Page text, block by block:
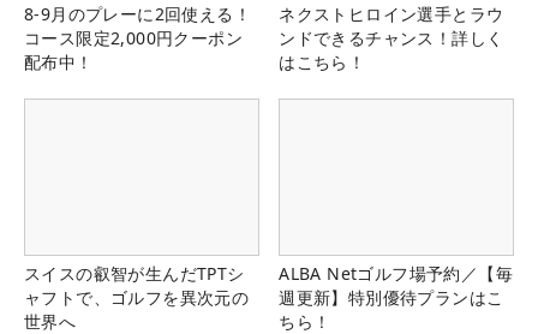
8-9月のプレーに2回使える！
コース限定2,000円クーポン
配布中！
ネクストヒロイン選手とラウ
ンドできるチャンス！詳しく
はこちら！
スイスの叡智が生んだTPTシ
ャフトで、ゴルフを異次元の
世界へ
ALBA Netゴルフ場予約／【毎
週更新】特別優待プランはこ
ちら！